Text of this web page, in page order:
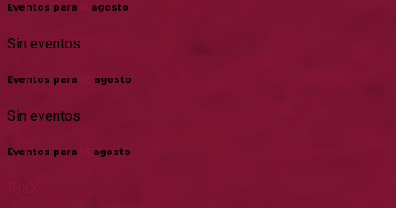
Eventos para agosto
Sin eventos
Eventos para agosto
Sin eventos
Eventos para agosto